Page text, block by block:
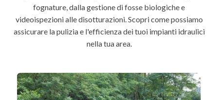
fognature, dalla gestione di fosse biologiche e
videoispezioni alle disotturazioni. Scopri come possiamo
assicurare la pulizia e l'efficienza dei tuoi impianti idraulici
nella tua area.